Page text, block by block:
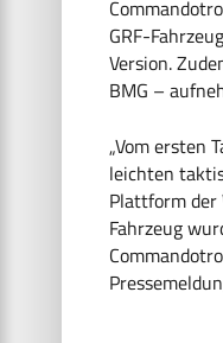
GRF-
Version.
BMG –
„Vom ersten
leichten
Plattform der
Fahrzeug